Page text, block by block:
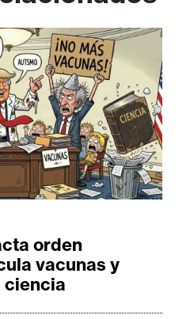
orden
vacunas y
ciencia